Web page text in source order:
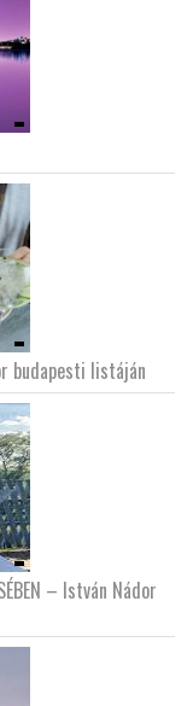
budapesti listáján
– István Nádor